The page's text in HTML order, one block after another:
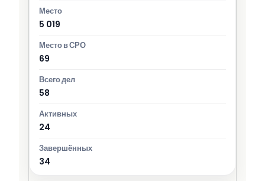
5 019
69
58
24
34